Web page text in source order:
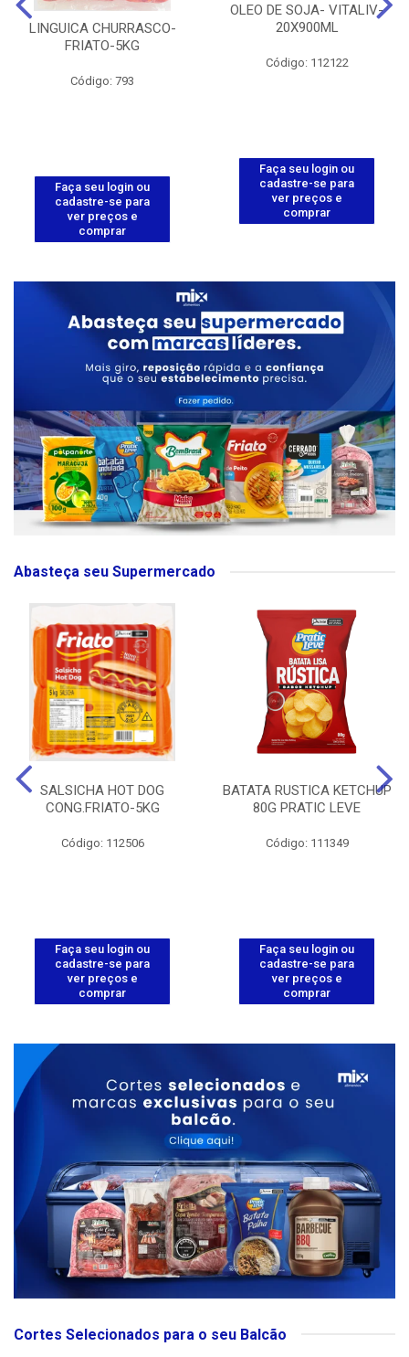
LINGUICA CHURRASCO-
FRIATO-5KG
Código: 793
Faça seu login ou
cadastre-se para
ver preços e
comprar
OLEO DE SOJA- VITALIV-
20X900ML
Código: 112122
Faça seu login ou
cadastre-se para
ver preços e
comprar
Abasteça seu Supermercado
SALSICHA HOT DOG
CONG.FRIATO-5KG
Código: 112506
Faça seu login ou
cadastre-se para
ver preços e
comprar
BATATA RUSTICA KETCHUP
80G PRATIC LEVE
Código: 111349
Faça seu login ou
cadastre-se para
ver preços e
comprar
Cortes Selecionados para o seu Balcão